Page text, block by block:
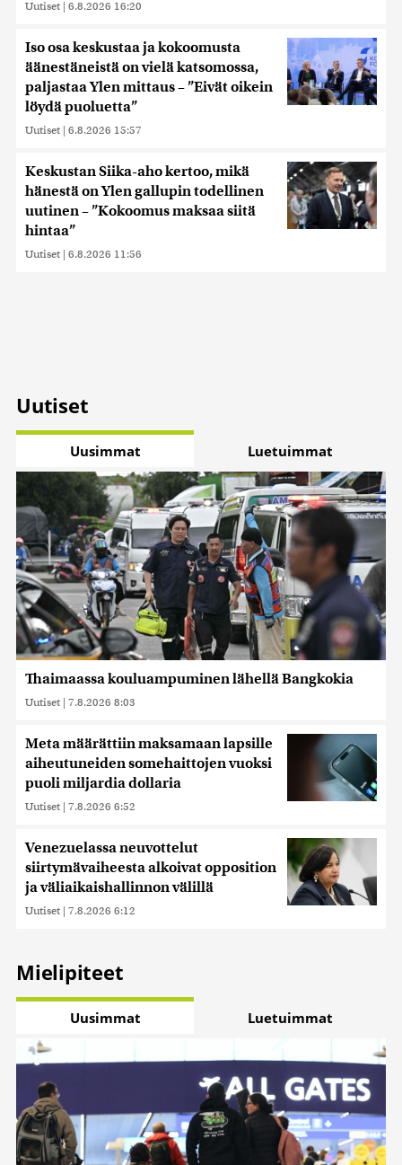
Uutiset | 6.8.2026 16:20
Iso osa keskustaa ja kokoomusta
äänestäneistä on vielä katsomossa,
paljastaa Ylen mittaus – ”Eivät oikein
löydä puoluetta”
Uutiset | 6.8.2026 15:57
Keskustan Siika-aho kertoo, mikä
hänestä on Ylen gallupin todellinen
uutinen – ”Kokoomus maksaa siitä
hintaa”
Uutiset | 6.8.2026 11:56
Uutiset
Uusimmat Luetuimmat
Thaimaassa kouluampuminen lähellä Bangkokia
Uutiset | 7.8.2026 8:03
Meta määrättiin maksamaan lapsille
aiheutuneiden somehaittojen vuoksi
puoli miljardia dollaria
Uutiset | 7.8.2026 6:52
Venezuelassa neuvottelut
siirtymävaiheesta alkoivat opposition
ja väliaikaishallinnon välillä
Uutiset | 7.8.2026 6:12
Mielipiteet
Uusimmat Luetuimmat